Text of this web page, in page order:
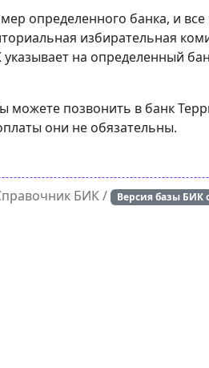
определенного банка, и
избирательная
на определенный
можете позвонить в банк
они не обязательны.
БИК / Версия базы БИК